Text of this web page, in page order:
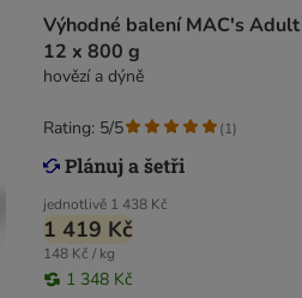
Výhodné balení MAC's Adult
12 x 800 g
hovězí a dýně
jednotlivě 1 438 Kč
1 419 Kč
148 Kč / kg
1 348 Kč
Rating: 5/5 (1)